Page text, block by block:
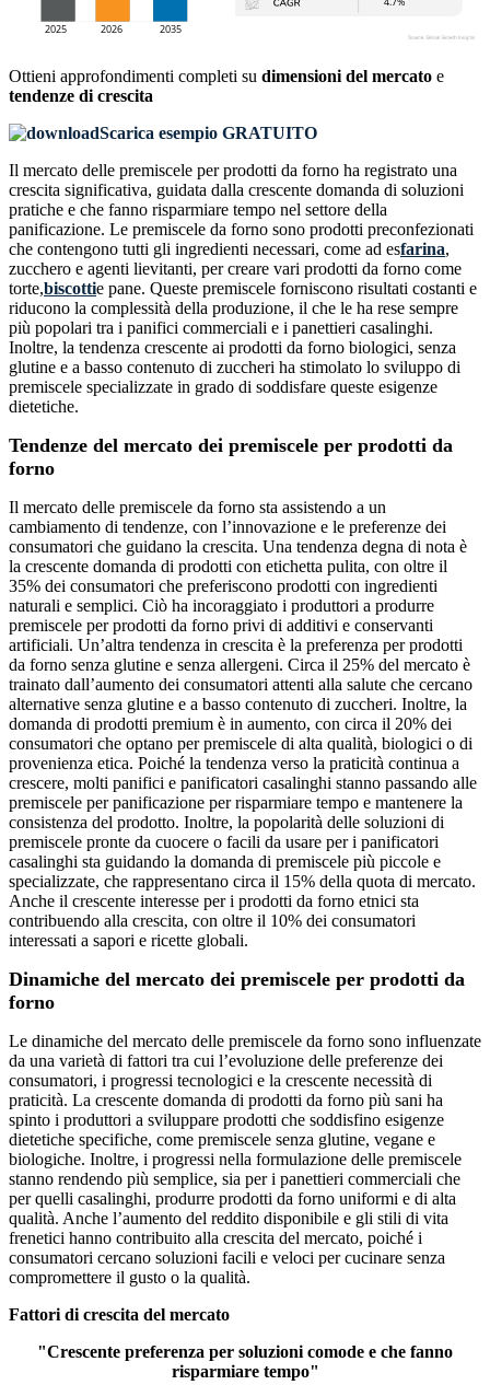
Ottieni approfondimenti completi su dimensioni del mercato e
tendenze di crescita
Scarica esempio GRATUITO
Il mercato delle premiscele per prodotti da forno ha registrato una
crescita significativa, guidata dalla crescente domanda di soluzioni
pratiche e che fanno risparmiare tempo nel settore della
panificazione. Le premiscele da forno sono prodotti preconfezionati
che contengono tutti gli ingredienti necessari, come ad esfarina,
zucchero e agenti lievitanti, per creare vari prodotti da forno come
torte,biscottie pane. Queste premiscele forniscono risultati costanti e
riducono la complessità della produzione, il che le ha rese sempre
più popolari tra i panifici commerciali e i panettieri casalinghi.
Inoltre, la tendenza crescente ai prodotti da forno biologici, senza
glutine e a basso contenuto di zuccheri ha stimolato lo sviluppo di
premiscele specializzate in grado di soddisfare queste esigenze
dietetiche.
Tendenze del mercato dei premiscele per prodotti da
forno
Il mercato delle premiscele da forno sta assistendo a un
cambiamento di tendenze, con l’innovazione e le preferenze dei
consumatori che guidano la crescita. Una tendenza degna di nota è
la crescente domanda di prodotti con etichetta pulita, con oltre il
35% dei consumatori che preferiscono prodotti con ingredienti
naturali e semplici. Ciò ha incoraggiato i produttori a produrre
premiscele per prodotti da forno privi di additivi e conservanti
artificiali. Un’altra tendenza in crescita è la preferenza per prodotti
da forno senza glutine e senza allergeni. Circa il 25% del mercato è
trainato dall’aumento dei consumatori attenti alla salute che cercano
alternative senza glutine e a basso contenuto di zuccheri. Inoltre, la
domanda di prodotti premium è in aumento, con circa il 20% dei
consumatori che optano per premiscele di alta qualità, biologici o di
provenienza etica. Poiché la tendenza verso la praticità continua a
crescere, molti panifici e panificatori casalinghi stanno passando alle
premiscele per panificazione per risparmiare tempo e mantenere la
consistenza del prodotto. Inoltre, la popolarità delle soluzioni di
premiscele pronte da cuocere o facili da usare per i panificatori
casalinghi sta guidando la domanda di premiscele più piccole e
specializzate, che rappresentano circa il 15% della quota di mercato.
Anche il crescente interesse per i prodotti da forno etnici sta
contribuendo alla crescita, con oltre il 10% dei consumatori
interessati a sapori e ricette globali.
Dinamiche del mercato dei premiscele per prodotti da
forno
Le dinamiche del mercato delle premiscele da forno sono influenzate
da una varietà di fattori tra cui l’evoluzione delle preferenze dei
consumatori, i progressi tecnologici e la crescente necessità di
praticità. La crescente domanda di prodotti da forno più sani ha
spinto i produttori a sviluppare prodotti che soddisfino esigenze
dietetiche specifiche, come premiscele senza glutine, vegane e
biologiche. Inoltre, i progressi nella formulazione delle premiscele
stanno rendendo più semplice, sia per i panettieri commerciali che
per quelli casalinghi, produrre prodotti da forno uniformi e di alta
qualità. Anche l’aumento del reddito disponibile e gli stili di vita
frenetici hanno contribuito alla crescita del mercato, poiché i
consumatori cercano soluzioni facili e veloci per cucinare senza
compromettere il gusto o la qualità.
Fattori di crescita del mercato
"Crescente preferenza per soluzioni comode e che fanno
risparmiare tempo"